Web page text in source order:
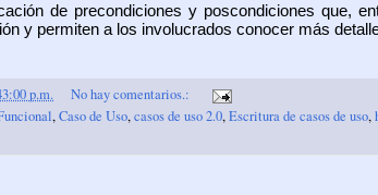
de precondiciones y poscondiciones que,
y permiten a los involucrados conocer más
p.m.
No hay comentarios.:
,Caso de Uso,casos de uso 2.0,Escritura de casos de uso,